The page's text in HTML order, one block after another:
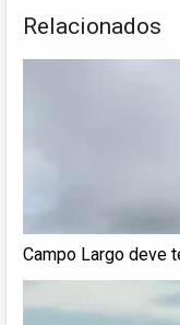
Relacionados
Campo Largo deve